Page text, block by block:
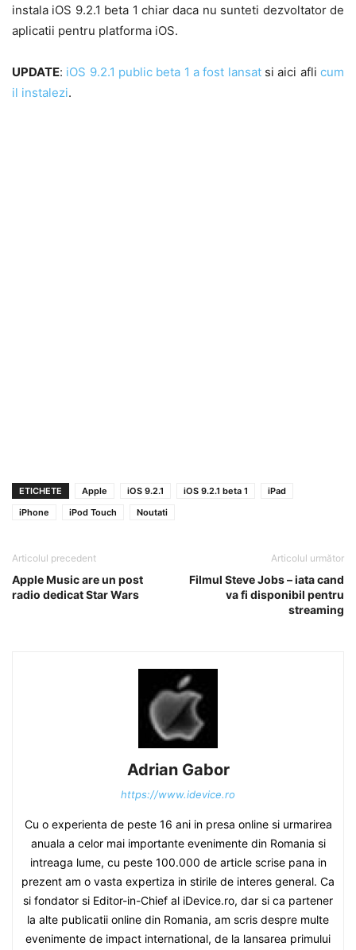
instala iOS 9.2.1 beta 1 chiar daca nu sunteti dezvoltator de
aplicatii pentru platforma iOS.
UPDATE: iOS 9.2.1 public beta 1 a fost lansatsi aici aflicum
il instalezi.
ETICHETE Apple iOS 9.2.1 iOS 9.2.1 beta 1
iPad
iPhone
iPod Touch Noutati
Articolul precedent
Apple Music are un post
radio dedicat Star Wars
Articolul următor
Filmul Steve Jobs – iata cand
va fi disponibil pentru
streaming
Adrian Gabor
https://www.idevice.ro
Cu o experienta de peste 16 ani in presa online si urmarirea
anuala a celor mai importante evenimente din Romania si
intreaga lume, cu peste 100.000 de article scrise pana in
prezent am o vasta expertiza in stirile de interes general. Ca
si fondator si Editor-in-Chief al iDevice.ro, dar si ca partener
la alte publicatii online din Romania, am scris despre multe
evenimente de impact international, de la lansarea primului